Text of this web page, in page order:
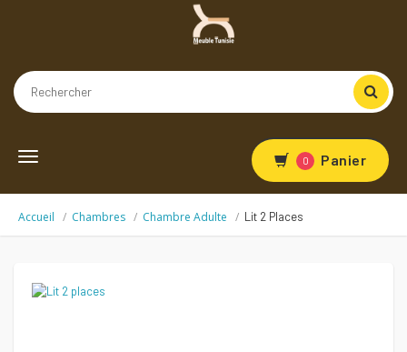
Toggle
0 Panier
Accueil Chambres Chambre Adulte Lit 2 Places